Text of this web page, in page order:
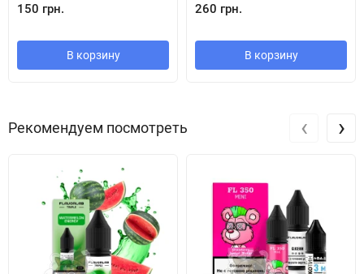
150 грн.
В корзину
260 грн.
В корзину
Рекомендуем посмотреть ‹ ›